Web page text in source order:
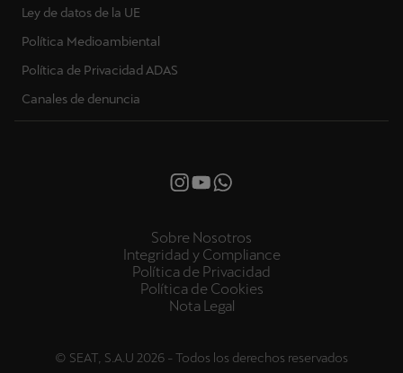
Ley de datos de la UE
Política Medioambiental
Política de Privacidad ADAS
Canales de denuncia
Sobre Nosotros
Integridad y Compliance
Política de Privacidad
Política de Cookies
Nota Legal
© SEAT, S.A.U 2026 - Todos los derechos reservados